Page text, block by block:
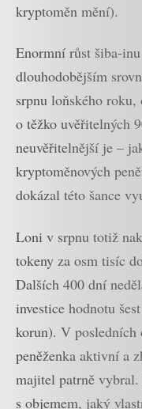
kryptoměn mění).
Enormní růst šiba-
dlouhodobějším
srpnu loňského
o těžko uvěřitelných
neuvěřitelnější je –
kryptoměnových
dokázal této šance
Loni v srpnu totiž
tokeny za osm tisíc
Dalších 400 dní
investice hodnotu
korun). V posledních
peněženka aktivní a
majitel patrně
s objemem, jaký